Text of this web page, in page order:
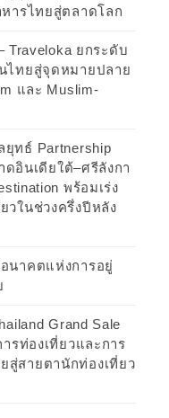
ารไทยสู่ตลาดโลก
Traveloka ยกระดับ
ไทยสู่จุดหมายปลาย
และ Muslim-
ทธ์ Partnership
ดอินเดียใต้–ศรีลังกา
พร้อมเร่ง
วในช่วงครึ่งปีหลัง
นาคตแห่งการอยู่
Grand Sale
รท่องเที่ยวและการ
สู่สายตานักท่องเที่ยว